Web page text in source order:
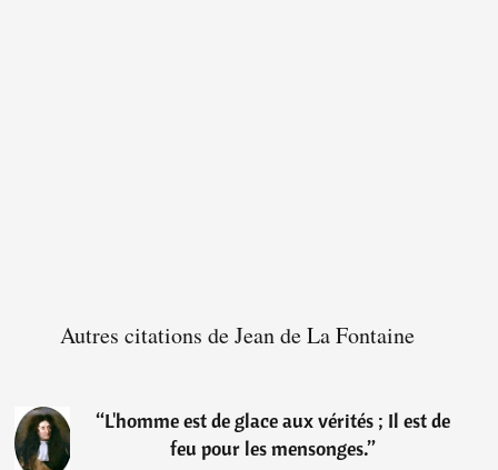
Autres citations de Jean de La Fontaine
“L'homme est de glace aux vérités ; Il est de
feu pour les mensonges.”